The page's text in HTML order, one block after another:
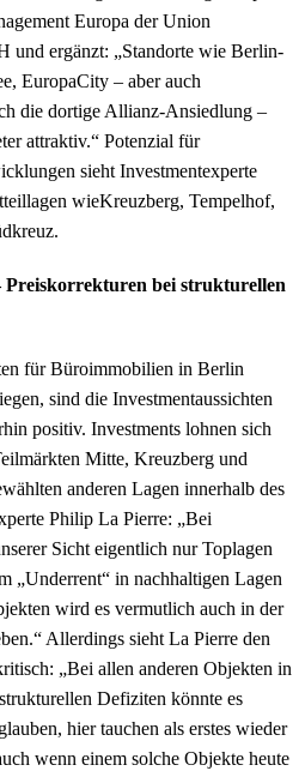
Europa der Union
und ergänzt: „Standorte wie Berlin-
EuropaCity – aber auch
die dortige Allianz-Ansiedlung –
attraktiv.“ Potenzial für
sieht Investmentexperte
wieKreuzberg, Tempelhof,
Preiskorrekturen bei strukturellen
für Büroimmobilien in Berlin
sind die Investmentaussichten
positiv. Investments lohnen sich
Mitte, Kreuzberg und
anderen Lagen innerhalb des
Philip La Pierre: „Bei
Sicht eigentlich nur Toplagen
„Underrent“ in nachhaltigen Lagen
wird es vermutlich auch in der
Allerdings sieht La Pierre den
„Bei allen anderen Objekten in
Defiziten könnte es
hier tauchen als erstes wieder
wenn einem solche Objekte heute